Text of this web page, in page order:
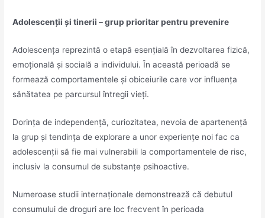
Adolescenții și tinerii – grup prioritar pentru prevenire
Adolescența reprezintă o etapă esențială în dezvoltarea fizică,
emoțională și socială a individului. În această perioadă se
formează comportamentele și obiceiurile care vor influența
sănătatea pe parcursul întregii vieți.
Dorința de independență, curiozitatea, nevoia de apartenență
la grup și tendința de explorare a unor experiențe noi fac ca
adolescenții să fie mai vulnerabili la comportamentele de risc,
inclusiv la consumul de substanțe psihoactive.
Numeroase studii internaționale demonstrează că debutul
consumului de droguri are loc frecvent în perioada